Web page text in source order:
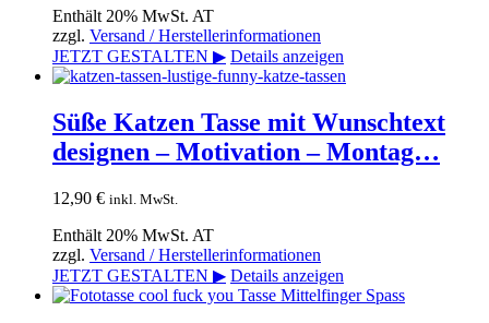
Enthält 20% MwSt. AT
zzgl. Versand / Herstellerinformationen
JETZT GESTALTEN ▶ Details anzeigen
Süße Katzen Tasse mit Wunschtext
designen – Motivation – Montag…
12,90 € inkl. MwSt.
Enthält 20% MwSt. AT
zzgl. Versand / Herstellerinformationen
JETZT GESTALTEN ▶ Details anzeigen